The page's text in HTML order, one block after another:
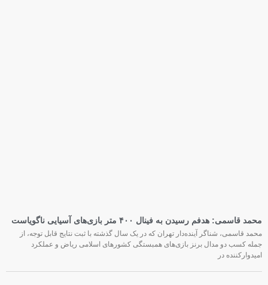
محمد قاسمی: هدفم رسیدن به فینال ۴۰۰ متر بازی‌های آسیایی ناگویاست
محمد قاسمی، شناگر آینده‌دار تهران که در یک سال گذشته با ثبت نتایج قابل توجه، از
جمله کسب دو مدال برنز بازی‌های همبستگی کشورهای اسلامی ریاض و عملکرد
امیدوارکننده در